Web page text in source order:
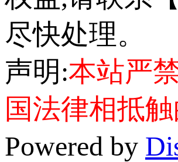
尽快处理。
声明:本站严
国法律相抵
Powered by